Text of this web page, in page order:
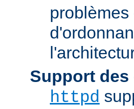
Support
httpd